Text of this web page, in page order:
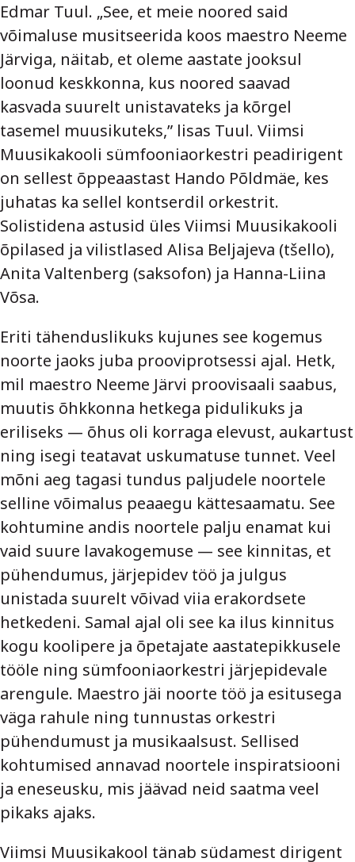
Edmar Tuul. „See, et meie noored said
võimaluse musitseerida koos maestro Neeme
Järviga, näitab, et oleme aastate jooksul
loonud keskkonna, kus noored saavad
kasvada suurelt unistavateks ja kõrgel
tasemel muusikuteks,” lisas Tuul. Viimsi
Muusikakooli sümfooniaorkestri peadirigent
on sellest õppeaastast Hando Põldmäe, kes
juhatas ka sellel kontserdil orkestrit.
Solistidena astusid üles Viimsi Muusikakooli
õpilased ja vilistlased Alisa Beljajeva (tšello),
Anita Valtenberg (saksofon) ja Hanna-Liina
Võsa.
Eriti tähenduslikuks kujunes see kogemus
noorte jaoks juba prooviprotsessi ajal. Hetk,
mil maestro Neeme Järvi proovisaali saabus,
muutis õhkkonna hetkega pidulikuks ja
eriliseks — õhus oli korraga elevust, aukartust
ning isegi teatavat uskumatuse tunnet. Veel
mõni aeg tagasi tundus paljudele noortele
selline võimalus peaaegu kättesaamatu. See
kohtumine andis noortele palju enamat kui
vaid suure lavakogemuse — see kinnitas, et
pühendumus, järjepidev töö ja julgus
unistada suurelt võivad viia erakordsete
hetkedeni. Samal ajal oli see ka ilus kinnitus
kogu koolipere ja õpetajate aastatepikkusele
tööle ning sümfooniaorkestri järjepidevale
arengule. Maestro jäi noorte töö ja esitusega
väga rahule ning tunnustas orkestri
pühendumust ja musikaalsust. Sellised
kohtumised annavad noortele inspiratsiooni
ja eneseusku, mis jäävad neid saatma veel
pikaks ajaks.
Viimsi Muusikakool tänab südamest dirigent